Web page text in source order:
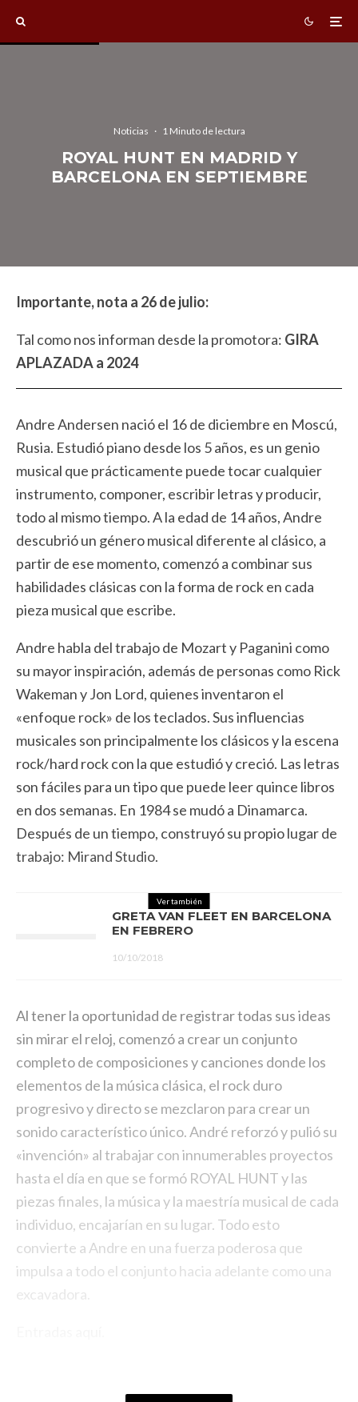
Noticias · 1 Minuto de lectura
ROYAL HUNT EN MADRID Y
BARCELONA EN SEPTIEMBRE
Importante, nota a 26 de julio:
Tal como nos informan desde la promotora: GIRA
APLAZADA a 2024
Andre Andersen nació el 16 de diciembre en Moscú,
Rusia. Estudió piano desde los 5 años, es un genio
musical que prácticamente puede tocar cualquier
instrumento, componer, escribir letras y producir,
todo al mismo tiempo. A la edad de 14 años, Andre
descubrió un género musical diferente al clásico, a
partir de ese momento, comenzó a combinar sus
habilidades clásicas con la forma de rock en cada
pieza musical que escribe.
Andre habla del trabajo de Mozart y Paganini como
su mayor inspiración, además de personas como Rick
Wakeman y Jon Lord, quienes inventaron el
«enfoque rock» de los teclados. Sus influencias
musicales son principalmente los clásicos y la escena
rock/hard rock con la que estudió y creció. Las letras
son fáciles para un tipo que puede leer quince libros
en dos semanas. En 1984 se mudó a Dinamarca.
Después de un tiempo, construyó su propio lugar de
trabajo: Mirand Studio.
Ver también
GRETA VAN FLEET EN BARCELONA
EN FEBRERO
10/10/2018
Al tener la oportunidad de registrar todas sus ideas
sin mirar el reloj, comenzó a crear un conjunto
completo de composiciones y canciones donde los
elementos de la música clásica, el rock duro
progresivo y directo se mezclaron para crear un
sonido característico único. André reforzó y pulió su
«invención» al trabajar con innumerables proyectos
hasta el día en que se formó ROYAL HUNT y las
piezas finales, la música y la maestría musical de cada
individuo, encajarían en su lugar. Todo esto
convierte a Andre en una fuerza poderosa que
impulsa a todo el conjunto hacia adelante como una
excavadora.